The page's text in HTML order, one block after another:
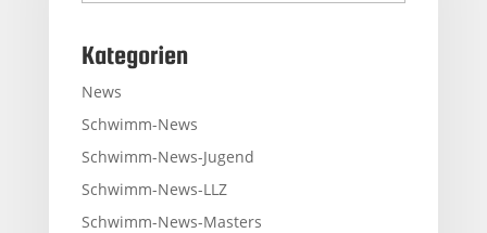
Kategorien
News
Schwimm-News
Schwimm-News-Jugend
Schwimm-News-LLZ
Schwimm-News-Masters